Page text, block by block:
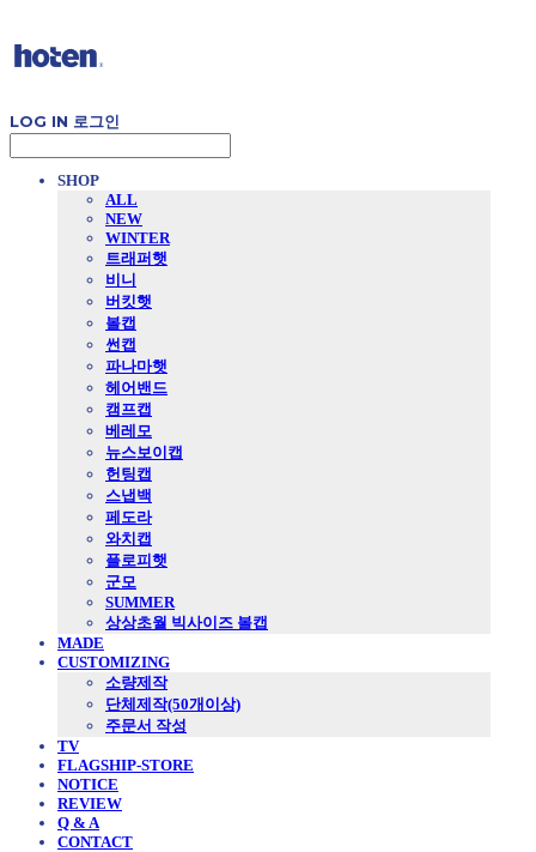
LOG IN 로그인
SHOP
ALL
NEW
WINTER
트래퍼햇
비니
버킷햇
볼캡
썬캡
파나마햇
헤어밴드
캠프캡
베레모
뉴스보이캡
헌팅캡
스냅백
페도라
와치캡
플로피햇
군모
SUMMER
상상초월 빅사이즈 볼캡
MADE
CUSTOMIZING
소량제작
단체제작(50개이상)
주문서 작성
TV
FLAGSHIP-STORE
NOTICE
REVIEW
Q & A
CONTACT